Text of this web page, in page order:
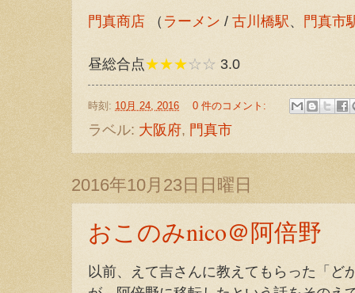
門真商店 （ ラーメン / 古川橋駅、 門真市
昼総合点★★★☆☆ 3.0
時刻: 10月 24, 2016 0 件のコメント:
ラベル: 大阪府, 門真市
2016年10月23日日曜日
おこのみnico＠阿倍野
以前、えて吉さんに教えてもらった「ど